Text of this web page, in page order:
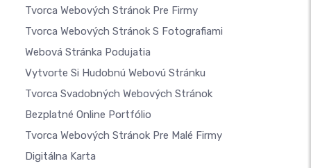
Tvorca Webových Stránok Pre Firmy
Tvorca Webových Stránok S Fotografiami
Webová Stránka Podujatia
Vytvorte Si Hudobnú Webovú Stránku
Tvorca Svadobných Webových Stránok
Bezplatné Online Portfólio
Tvorca Webových Stránok Pre Malé Firmy
Digitálna Karta